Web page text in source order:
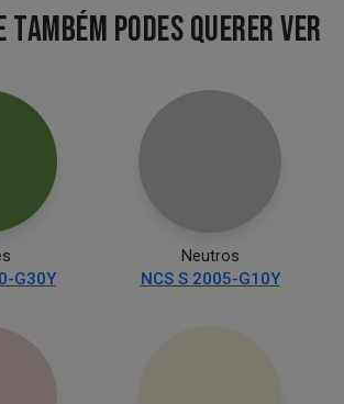
TAMBÉM PODES QUERER VER
G30Y
Neutros
NCS S 2005-G10Y